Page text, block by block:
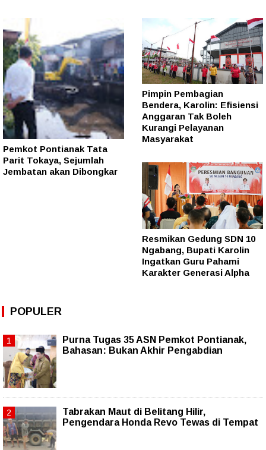
Pemkot Pontianak Tata
Parit Tokaya, Sejumlah
Jembatan akan Dibongkar
Pimpin Pembagian
Bendera, Karolin: Efisiensi
Anggaran Tak Boleh
Kurangi Pelayanan
Masyarakat
Resmikan Gedung SDN 10
Ngabang, Bupati Karolin
Ingatkan Guru Pahami
Karakter Generasi Alpha
POPULER
Purna Tugas 35 ASN Pemkot Pontianak,
Bahasan: Bukan Akhir Pengabdian
Tabrakan Maut di Belitang Hilir,
Pengendara Honda Revo Tewas di Tempat